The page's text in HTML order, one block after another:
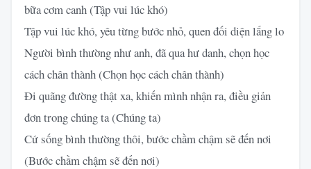
bữa cơm canh (Tập vui lúc khó)
Tập vui lúc khó, yêu từng bước nhỏ, quen đối diện lắng lo
Người bình thường như anh, đã qua hư danh, chọn học
cách chân thành (Chọn học cách chân thành)
Đi quãng đường thật xa, khiến mình nhận ra, điều giản
đơn trong chúng ta (Chúng ta)
Cứ sống bình thường thôi, bước chầm chậm sẽ đến nơi
(Bước chầm chậm sẽ đến nơi)